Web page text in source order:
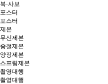
북·사보
포스터
포스터
제본
무선제본
중철제본
양장제본
스프링제본
촬영대행
촬영대행